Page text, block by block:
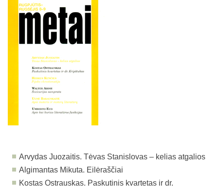
Arvydas Juozaitis. Tėvas Stanislovas – kelias atgalios
Algimantas Mikuta. Eilėraščiai
Kostas Ostrauskas. Paskutinis kvartetas ir dr.